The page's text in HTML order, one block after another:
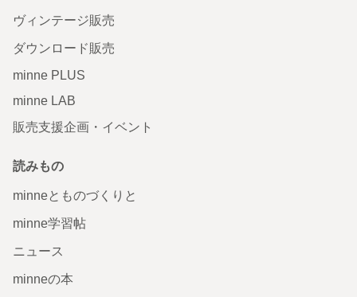
ヴィンテージ販売
ダウンロード販売
minne PLUS
minne LAB
販売支援企画・イベント
読みもの
minneとものづくりと
minne学習帖
ニュース
minneの本